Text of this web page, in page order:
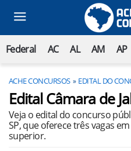
Federal AC AL AM AP
ACHE CONCURSOS EDITAL DO
Edital Câmara de
Veja o edital do concurso
SP, que oferece três vagas
superior.